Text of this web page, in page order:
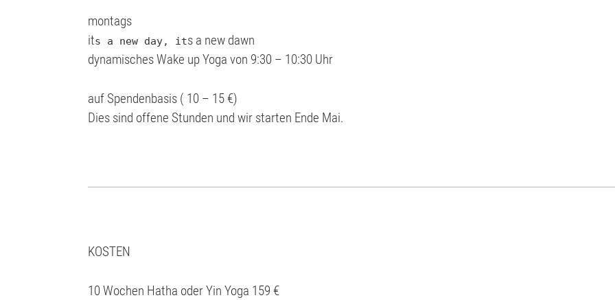
montags
its a new day, its a new dawn
dynamisches Wake up Yoga von 9:30 – 10:30 Uhr
auf Spendenbasis ( 10 – 15 €)
Dies sind offene Stunden und wir starten Ende Mai.
KOSTEN
10 Wochen Hatha oder Yin Yoga 159 €